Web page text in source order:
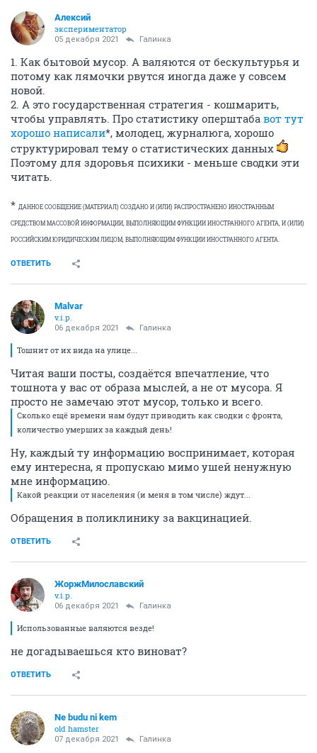
Алексий
экспериментатор
05 декабря 2021 Галинка
1. Как бытовой мусор. А валяются от бескультурья и
потому как лямочки рвутся иногда даже у совсем
новой.
2. А это государственная стратегия - кошмарить,
чтобы управлять. Про статистику оперштаба вот тут
хорошо написали*, молодец, журналюга, хорошо
структурировал тему о статистических данных
Поэтому для здоровья психики - меньше сводки эти
читать.
* ДАННОЕ СООБЩЕНИЕ (МАТЕРИАЛ) СОЗДАНО И (ИЛИ) РАСПРОСТРАНЕНО ИНОСТРАННЫМ
СРЕДСТВОМ МАССОВОЙ ИНФОРМАЦИИ, ВЫПОЛНЯЮЩИМ ФУНКЦИИ ИНОСТРАННОГО АГЕНТА, И (ИЛИ)
РОССИЙСКИМ ЮРИДИЧЕСКИМ ЛИЦОМ, ВЫПОЛНЯЮЩИМ ФУНКЦИИ ИНОСТРАННОГО АГЕНТА.
ОТВЕТИТЬ
Malvar
v.i.p.
06 декабря 2021 Галинка
Тошнит от их вида на улице...
Читая ваши посты, создаётся впечатление, что
тошнота у вас от образа мыслей, а не от мусора. Я
просто не замечаю этот мусор, только и всего.
Сколько ещё времени нам будут приводить как сводки с фронта,
количество умерших за каждый день!
Ну, каждый ту информацию воспринимает, которая
ему интересна, я пропускаю мимо ушей ненужную
мне информацию.
Какой реакции от населения (и меня в том числе) ждут...
Обращения в поликлинику за вакцинацией.
ОТВЕТИТЬ
ЖоржМилославский
v.i.p.
06 декабря 2021 Галинка
Использованные валяются везде!
не догадываешься кто виноват?
ОТВЕТИТЬ
Ne budu ni kem
old hamster
07 декабря 2021 Галинка